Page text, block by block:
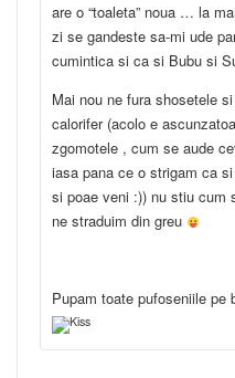
are o “toaleta” noua … la
zi se gandeste sa-mi ude
cumintica si ca si Bubu si
Mai nou ne fura shosetele
calorifer (acolo e
zgomotele , cum se aude
iasa pana ce o strigam ca
si poae veni :)) nu stiu cum
ne straduim din greu
Pupam toate pufoseniile pe